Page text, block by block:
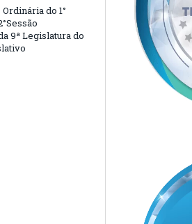
do 1°
9ª Legislatura do